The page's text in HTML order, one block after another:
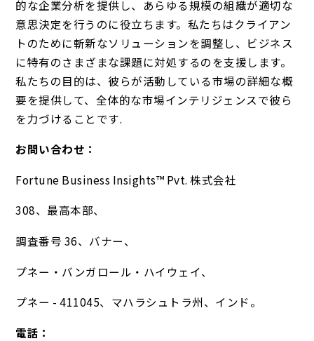
的な企業分析を提供し、あらゆる規模の組織が適切な
意思決定を行うのに役立ちます。私たちはクライアン
トのために斬新なソリューションを調整し、ビジネス
に特有のさまざまな課題に対処するのを支援します。
私たちの目的は、彼らが活動している市場の詳細な概
要を提供して、全体的な市場インテリジェンスで彼ら
を力づけることです.
お問い合わせ：
Fortune Business Insights™ Pvt. 株式会社
308、最高本部、
調査番号 36、バナー、
プネー・バンガロール・ハイウェイ、
プネー - 411045、マハラシュトラ州、インド。
電話：